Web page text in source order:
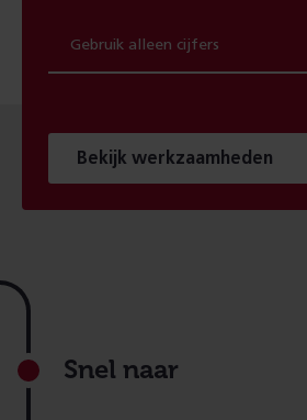
Bekijk werkzaamheden
Footer
Snel naar